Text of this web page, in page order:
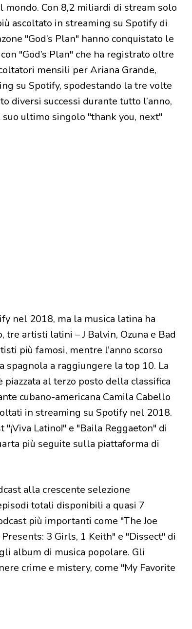
mondo. Con 8,2 miliardi di stream solo
ascoltato in streaming su Spotify di
"God’s Plan" hanno conquistato le
"God’s Plan" che ha registrato oltre
mensili per Ariana Grande,
su Spotify, spodestando la tre volte
diversi successi durante tutto l’anno,
ultimo singolo "thank you, next"
nel 2018, ma la musica latina ha
tre artisti latini – J Balvin, Ozuna e Bad
più famosi, mentre l’anno scorso
spagnola a raggiungere la top 10. La
al terzo posto della classifica
cubano-americana Camila Cabello
in streaming su Spotify nel 2018.
Latino!" e "Baila Reggaeton" di
più seguite sulla piattaforma di
alla crescente selezione
totali disponibili a quasi 7
più importanti come "The Joe
3 Girls, 1 Keith" e "Dissect" di
album di musica popolare. Gli
crime e mistery, come "My Favorite